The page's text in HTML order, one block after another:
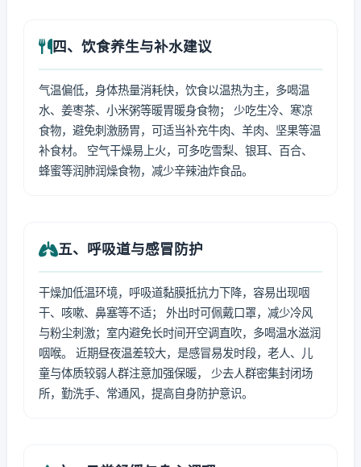
四、饮食养生与补水建议
气温偏低，身体热量消耗快，饮食以温热为主，多喝温
水、姜枣茶、小米粥等暖胃暖身食物； 少吃生冷、寒凉
食物，避免刺激肠胃，可适当补充牛肉、羊肉、坚果等温
补食材。 空气干燥易上火，可多吃雪梨、银耳、百合、
蜂蜜等润肺润燥食物，减少辛辣油炸食品。
五、呼吸道与感冒防护
干燥加低温环境，呼吸道黏膜抵抗力下降，容易出现咽
干、咳嗽、鼻塞等不适； 外出时可佩戴口罩，减少冷风
与粉尘刺激；室内避免长时间开空调直吹，多喝温水滋润
咽喉。 近期昼夜温差较大，是感冒易发时段，老人、儿
童与体质较弱人群注意加强保暖， 少去人群密集封闭场
所，勤洗手、常通风，提高自身防护意识。